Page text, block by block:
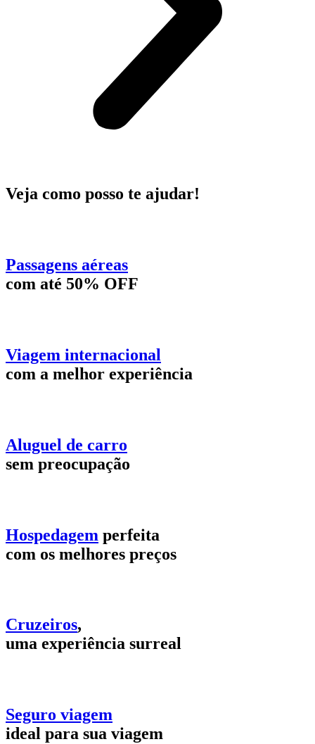
Veja como posso te ajudar!
Passagens aéreas
com até 50% OFF
Viagem internacional
com a melhor experiência
Aluguel de carro
sem preocupação
Hospedagem perfeita
com os melhores preços
Cruzeiros,
uma experiência surreal
Seguro viagem
ideal para sua viagem